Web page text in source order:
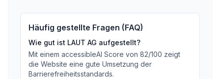
Häufig gestellte Fragen (FAQ)
Wie gut ist LAUT AG aufgestellt?
Mit einem accessibleAI Score von 82/100 zeigt
die Website eine gute Umsetzung der
Barrierefreiheitsstandards.